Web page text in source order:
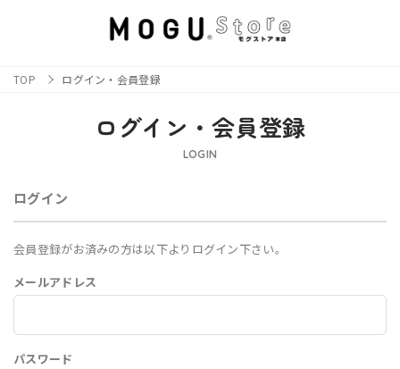
TOP ログイン・会員登録
ログイン・会員登録
LOGIN
ログイン
会員登録がお済みの方は以下よりログイン下さい。
メールアドレス
パスワード